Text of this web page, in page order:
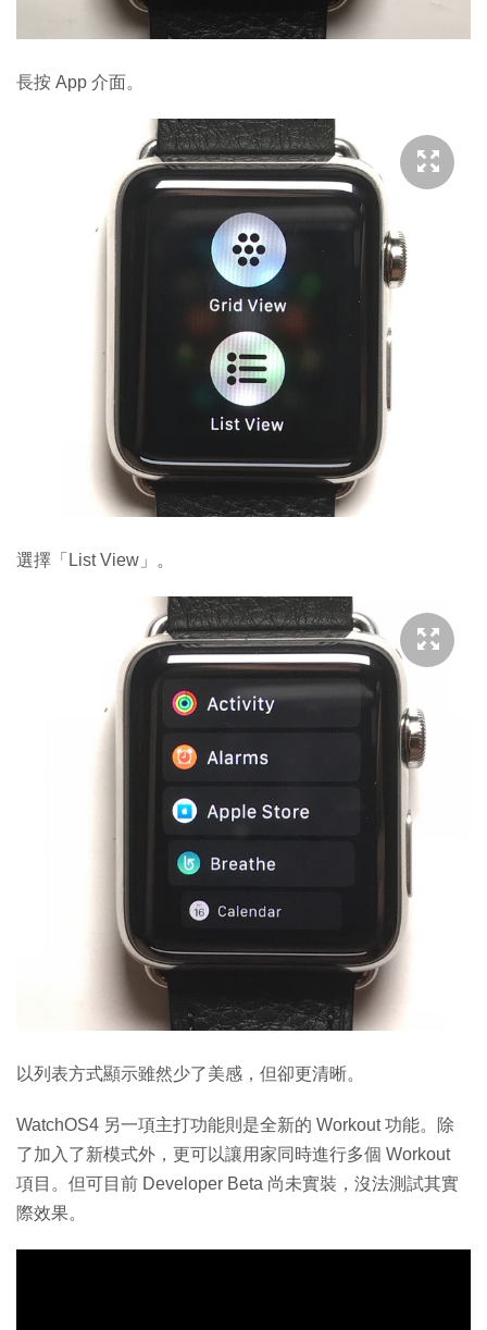
長按 App 介面。
選擇「List View」。
以列表方式顯示雖然少了美感，但卻更清晰。
WatchOS4 另一項主打功能則是全新的 Workout 功能。除
了加入了新模式外，更可以讓用家同時進行多個 Workout
項目。但可目前 Developer Beta 尚未實裝，沒法測試其實
際效果。